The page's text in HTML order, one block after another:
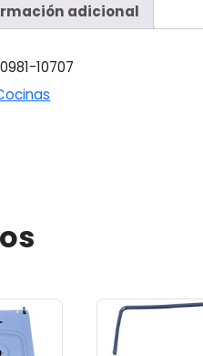
adicional
10707